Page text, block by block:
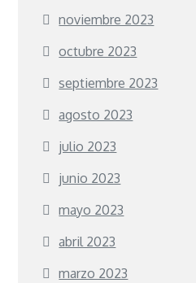
noviembre 2023
octubre 2023
septiembre 2023
agosto 2023
julio 2023
junio 2023
mayo 2023
abril 2023
marzo 2023